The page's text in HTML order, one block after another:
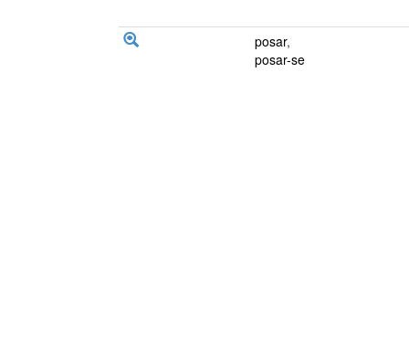
posar,
posar-se